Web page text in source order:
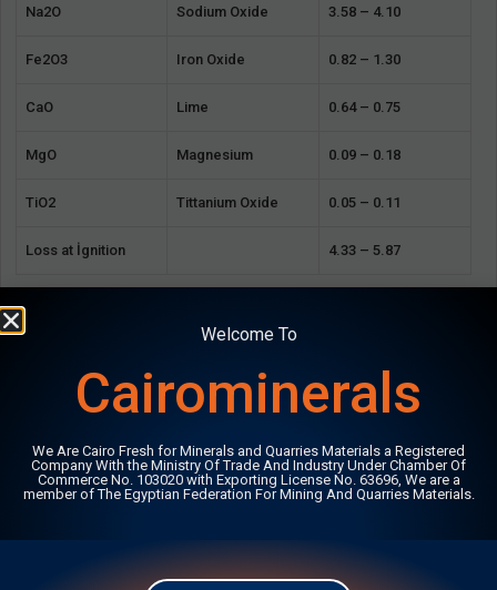
Na2O Sodium Oxide 3.58 – 4.10
Fe2O3 Iron Oxide 0.82 – 1.30
CaO Lime 0.64 – 0.75
MgO Magnesium 0.09 – 0.18
TiO2 Tittanium Oxide 0.05 – 0.11
Loss at İgnition 4.33 – 5.87
Welcome To
Cairominerals
We Are Cairo Fresh for Minerals and Quarries Materials a Registered
Company With the Ministry Of Trade And Industry Under Chamber Of
Commerce No. 103020 with Exporting License No. 63696, We are a
member of The Egyptian Federation For Mining And Quarries Materials.